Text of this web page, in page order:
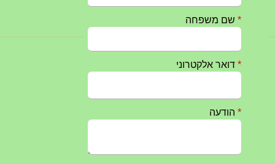
חרבות ברזל – הודעה 1 – 14.10.2023